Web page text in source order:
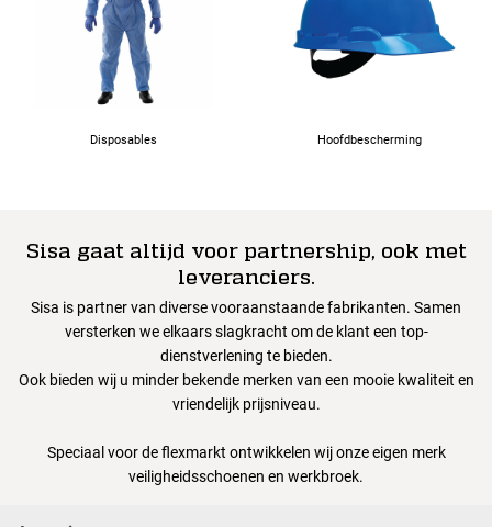
Disposables Hoofdbescherming
Sisa gaat altijd voor partnership, ook met
leveranciers.
Sisa is partner van diverse vooraanstaande fabrikanten. Samen
versterken we elkaars slagkracht om de klant een top-
dienstverlening te bieden.
Ook bieden wij u minder bekende merken van een mooie kwaliteit en
vriendelijk prijsniveau.
Speciaal voor de flexmarkt ontwikkelen wij onze eigen merk
veiligheidsschoenen en werkbroek.